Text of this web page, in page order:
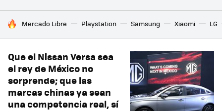
HOY SE HABLA DE
Mercado Libre Playstation Samsung Xiaomi LG
Que el Nissan Versa sea
el rey de México no
sorprende; que las
marcas chinas ya sean
una competencia real, sí